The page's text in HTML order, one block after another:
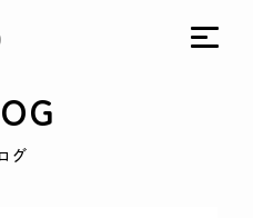
グ